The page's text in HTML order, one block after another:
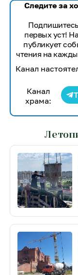
Следите за
первых уст!
публикует
чтения на
Канал
Канал
храма: